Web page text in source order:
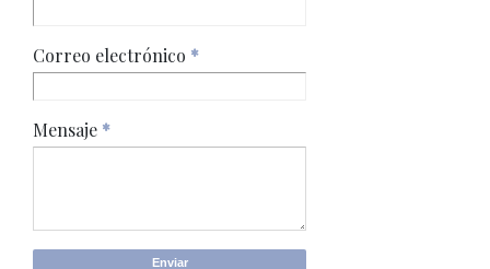
Correo electrónico *
Mensaje *